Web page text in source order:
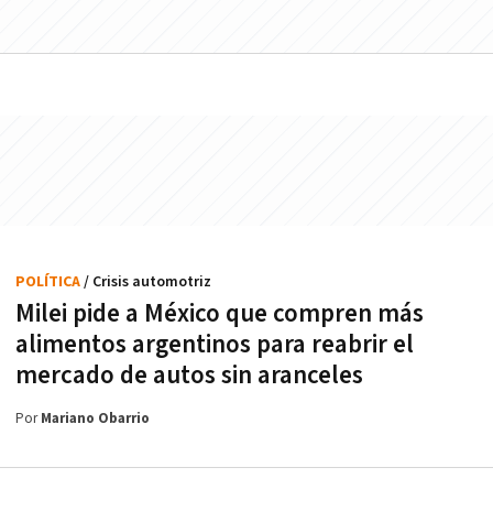
Milei pide a México que compren más
alimentos argentinos para reabrir el
mercado de autos sin aranceles
POLÍTICA/ Crisis automotriz
PorMariano Obarrio